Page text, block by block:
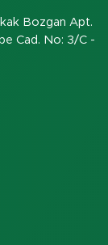
Bozgan Apt.
Cad. No: 3/C -